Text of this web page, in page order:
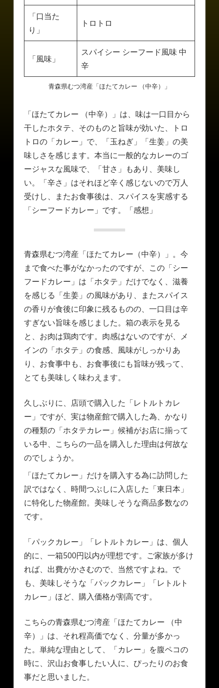
「口当た
り」
トロトロ
「風味」
スパイシー シーフード風味 中
辛
青森県むつ湾産「ほたてカレー （中辛）」
「ほたてカレー （中辛）」は、味は一口目から
干したホタテ、そのものと旨味が効いた、トロ
トロの「カレー」で、「玉ねぎ」「生姜」の美
味しさを感じます。本当に一般的なカレーのゴ
ージャスな風味で、「甘さ」もあり、美味し
い。「辛さ」はそれほど辛く感じないので万人
受けし、またお食事後は、スパイスを実感する
「シーフードカレー」です。「感想」
青森県むつ湾産「ほたてカレー（中辛）」。今
まで食べた事がなかったのですが、この「シー
フードカレー」は「ホタテ」だけでなく、滋養
を感じる「生姜」の風味があり、またスパイス
の香りが食後に印象に残るものの、一口目は辛
すぎない旨味を感じました。箱の表示を見る
と、お肉は鶏肉です。肉感はないのですが、メ
インの「ホタテ」の食感、風味がしっかりあ
り、お食事中も、お食事後にも旨味が残って、
とても美味しく味わえます。
久しぶりに、店頭で購入した「レトルトカレ
ー」ですが、実は物産館で購入した為、かなり
の種類の「ホタテカレー」候補がお店に揃って
いる中、こちらの一品を購入した理由は何故な
のでしょうか。
「ほたてカレー」だけを購入する為に訪問した
訳ではなく、時間つぶしに入店した「東日本」
に特化した物産館。美味しそうな商品多数なの
です。
「パックカレー」「レトルトカレー」は、個人
的に、一箱500円以内が理想です。ご家族が多け
れば、出費がかさむので、当然ですよね。で
も、美味しそうな「パックカレー」「レトルト
カレー」ほど、購入価格が割高です。
こちらの青森県むつ湾産「ほたてカレー （中
辛）」は、それ程高価でなく、分量が多かっ
た。単純な理由として、「カレー」を腹ペコの
時に、沢山お食事したい人に、ぴったりのお食
事だと思いました。